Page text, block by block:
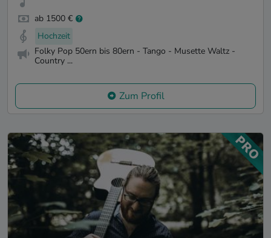
ab 1500 €
Hochzeit
Folky Pop 50ern bis 80ern - Tango - Musette Waltz -
Country ...
Zum Profil